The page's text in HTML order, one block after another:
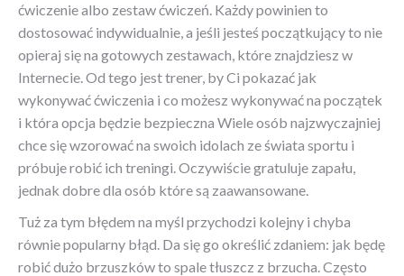
ćwiczenie albo zestaw ćwiczeń. Każdy powinien to
dostosować indywidualnie, a jeśli jesteś początkujący to nie
opieraj się na gotowych zestawach, które znajdziesz w
Internecie. Od tego jest trener, by Ci pokazać jak
wykonywać ćwiczenia i co możesz wykonywać na początek
i która opcja będzie bezpieczna Wiele osób najzwyczajniej
chce się wzorować na swoich idolach ze świata sportu i
próbuje robić ich treningi. Oczywiście gratuluje zapału,
jednak dobre dla osób które są zaawansowane.
Tuż za tym błędem na myśl przychodzi kolejny i chyba
równie popularny błąd. Da się go określić zdaniem: jak będę
robić dużo brzuszków to spale tłuszcz z brzucha. Często